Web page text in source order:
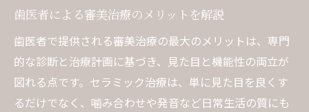
歯医者による審美治療のメリットを解説
歯医者で提供される審美治療の最大のメリットは、専門
的な診断と治療計画に基づき、見た目と機能性の両立が
図れる点です。セラミック治療は、単に見た目を良くす
るだけでなく、噛み合わせや発音など日常生活の質にも